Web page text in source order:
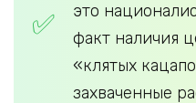
это
факт наличия
«клятых
захваченные